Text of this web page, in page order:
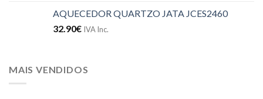
AQUECEDOR QUARTZO JATA JCES2460
32.90€ IVA Inc.
MAIS VENDIDOS